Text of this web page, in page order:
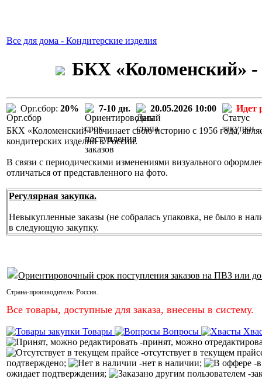
Все для дома - Кондитерские изделия
БКХ «Коломенский»
Орг.сбор: 20% 7-10 дн. 20.05.2026 10:00 Идет
БКХ «Коломенский» начинает свою историю с 1956 года,
кондитерских изделий в России.
В связи с периодическими изменениями визуального
отличаться от представленного на фото.
Регулярная закупка.
Невыкупленные заказы (не собралась упаковка, не было в
в следующую закупку.
Ориентировочный срок поступления заказов на ПВЗ или
Страна-производитель: Россия.
Все товары, доступные для заказа, внесены в систему.
Товары Вопросы
-принят, можно
-отсутствует в текущем
подтверждено;
-нет в наличии;
-
ожидает подтверждения;
-